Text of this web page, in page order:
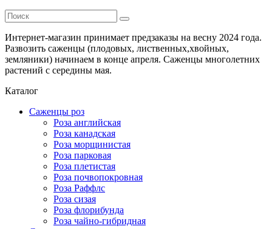
Интернет-магазин принимает предзаказы на весну 2024 года.
Развозить саженцы (плодовых, лиственных,хвойных,
земляники) начинаем в конце апреля. Саженцы многолетних
растений с середины мая.
Каталог
Саженцы роз
Роза английская
Роза канадская
Роза морщинистая
Роза парковая
Роза плетистая
Роза почвопокровная
Роза Раффлс
Роза сизая
Роза флорибунда
Роза чайно-гибридная